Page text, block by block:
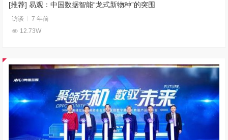
[推荐] 易观：中国数据智能“龙式新物种”的突围
访谈
7 年前
12.73W